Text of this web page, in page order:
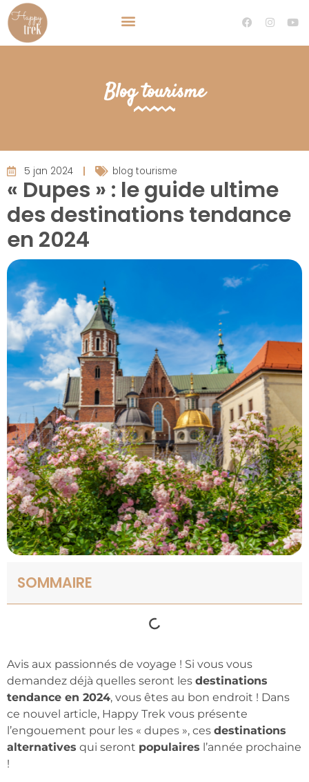
Blog tourisme
5 jan 2024 blog tourisme
« Dupes » : le guide ultime
des destinations tendance
en 2024
SOMMAIRE
Avis aux passionnés de voyage ! Si vous vous
demandez déjà quelles seront les destinations
tendance en 2024, vous êtes au bon endroit ! Dans
ce nouvel article, Happy Trek vous présente
l’engouement pour les « dupes », ces destinations
alternatives qui seront populaires l’année prochaine
!